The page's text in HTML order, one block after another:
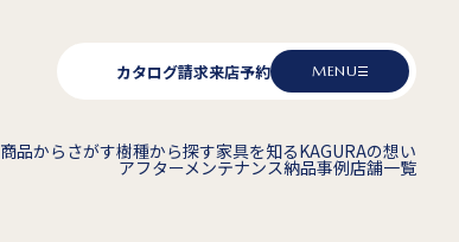
カタログ請求来店予約 MENU
商品からさがす樹種から探す家具を知るKAGURAの想い
アフターメンテナンス納品事例店舗一覧